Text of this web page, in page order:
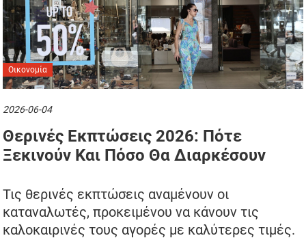
Οικονομία
2026-06-04
Θερινές Εκπτώσεις 2026: Πότε
Ξεκινούν Και Πόσο Θα Διαρκέσουν
Τις θερινές εκπτώσεις αναμένουν οι
καταναλωτές, προκειμένου να κάνουν τις
καλοκαιρινές τους αγορές με καλύτερες τιμές.